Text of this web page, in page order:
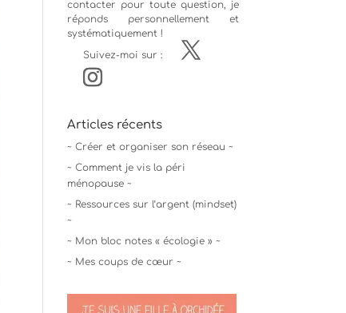
contacter pour toute question, je
réponds personnellement et
systématiquement !
Suivez-moi sur :
Articles récents
~ Créer et organiser son réseau ~
~ Comment je vis la péri
ménopause ~
~ Ressources sur l’argent (mindset)
~
~ Mon bloc notes « écologie » ~
~ Mes coups de cœur ~